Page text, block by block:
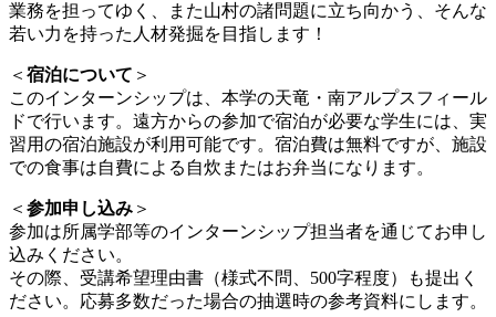
業務を担ってゆく、また山村の諸問題に立ち向かう、そんな
若い力を持った人材発掘を目指します！
＜ 宿泊について ＞
このインターンシップは、本学の天竜・南アルプスフィール
ドで行います。遠方からの参加で宿泊が必要な学生には、実
習用の宿泊施設が利用可能です。宿泊費は無料ですが、施設
での食事は自費による自炊またはお弁当になります。
＜ 参加申し込み ＞
参加は所属学部等のインターンシップ担当者を通じてお申し
込みください。
その際、受講希望理由書（様式不問、500字程度）も提出く
ださい。応募多数だった場合の抽選時の参考資料にします。